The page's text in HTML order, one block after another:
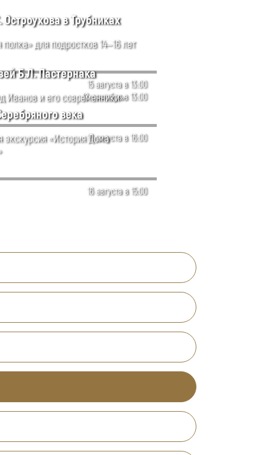
15 августа в 13:00
12 сентября в 13:00
в Трубниках
для подростков 14—16 лет
15 августа в 16:00
Б.Л. Пастернака
Иванов и его современники»
16 августа в 15:00
века
экскурсия «История Дома